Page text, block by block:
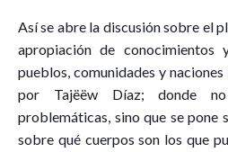
Así se abre la discusión sobre el
apropiación de conocimientos
pueblos, comunidades y
por Tajëëw Díaz; donde
problemáticas, sino que se pone
sobre qué cuerpos son los que